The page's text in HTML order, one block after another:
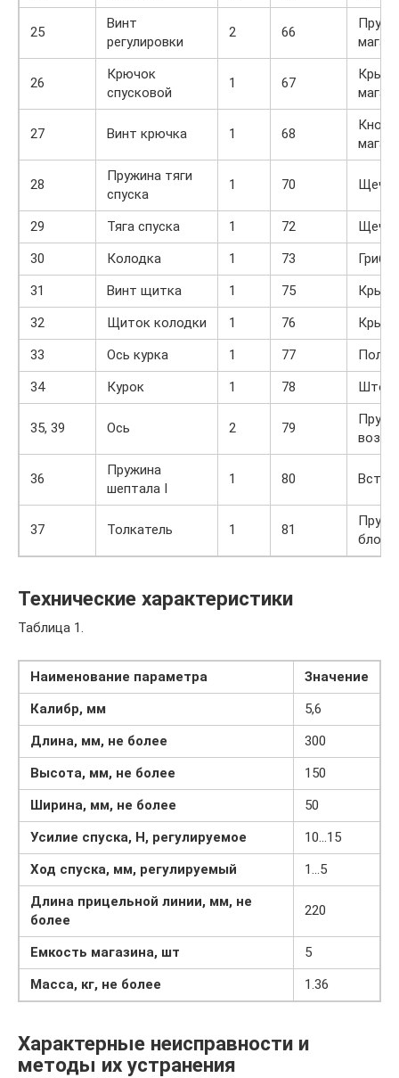
25
Винт
регулировки
2 66
26
Крючок
спусковой
1 67
27 Винт крючка 1 68
28
Пружина тяги
спуска
1 70
29 Тяга спуска 1 72
30
Колодка 1 73
31
Винт щитка 1 75
32
Щиток колодки 1 76
33
Ось курка 1 77
34
Курок 1 78 Шток
35, 39 Ось 2 79
36
Пружина
шептала I
1 80
37 Толкатель 1 81
Технические характеристики
Таблица 1.
Наименование параметра
Значение
Калибр, мм
5,6
Длина, мм, не более
300
Высота, мм, не более
150
Ширина, мм, не более
50
Усилие спуска, Н, регулируемое
10…15
Ход спуска, мм, регулируемый
1…5
Длина прицельной линии, мм, не
более
220
Емкость магазина, шт
5
Масса, кг, не более
1.36
Характерные неисправности и
методы их устранения